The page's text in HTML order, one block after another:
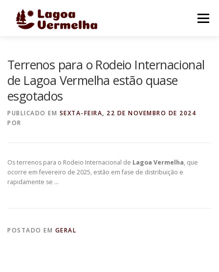
Menu
FALE CONOSCO
Terrenos para o Rodeio Internacional
de Lagoa Vermelha estão quase
esgotados
PUBLICADO EM SEXTA-FEIRA, 22 DE NOVEMBRO DE 2024
POR
Os terrenos para o Rodeio Internacional de Lagoa Vermelha, que
ocorre em fevereiro de 2025, estão em fase de distribuição e
rapidamente se …
POSTADO EM GERAL